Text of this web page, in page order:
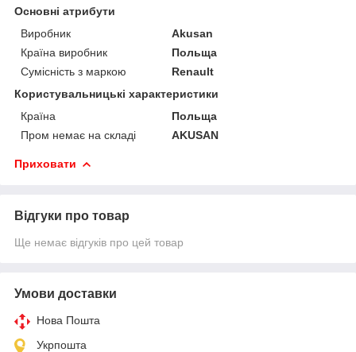
Основні атрибути
Виробник
Akusan
Країна виробник
Польща
Сумісність з маркою
Renault
Користувальницькі характеристики
Країна
Польща
Пром немає на складі
AKUSAN
Приховати
Відгуки про товар
Ще немає відгуків про цей товар
Умови доставки
Нова Пошта
Укрпошта